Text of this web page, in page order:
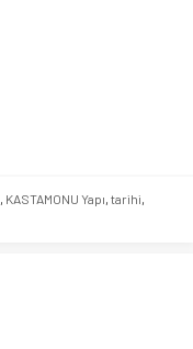
KASTAMONU Yapı tarihi